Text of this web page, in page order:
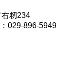
籾234
029-896-5949